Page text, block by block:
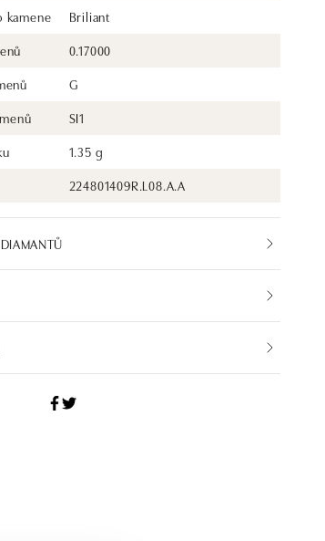
kamene
Briliant
0.17000
G
SI1
1.35 g
224801409R.L08.A.A